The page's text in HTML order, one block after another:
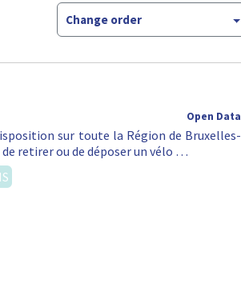
Change order
Open Data
sur toute la Région de Bruxelles-
retirer ou de déposer un vélo …